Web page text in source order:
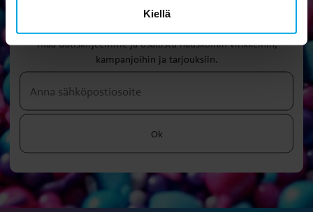
Kiellä
Uutiskirje
Tilaa uutiskirjeemme ja osallistu hauskoihin vinkkeihin,
kampanjoihin ja tarjouksiin.
Ok